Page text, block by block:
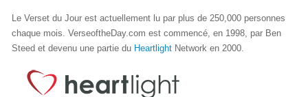
Le Verset du Jour est actuellement lu par plus de 250,000 personnes
chaque mois. VerseoftheDay.com est commencé, en 1998, par Ben
Steed et devenu une partie du Heartlight Network en 2000.